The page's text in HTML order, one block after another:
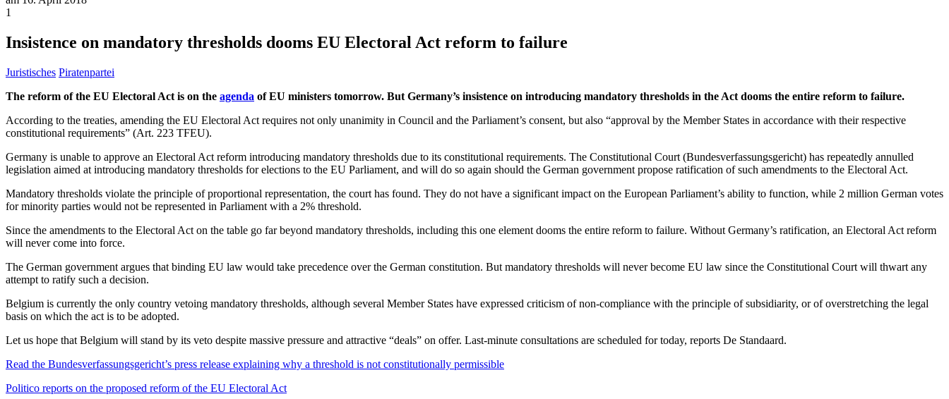
1
Insistence on mandatory thresholds dooms EU Electoral Act reform to failure
Juristisches Piratenpartei
The reform of the EU Electoral Act is on the agenda of EU ministers tomorrow. But Germany’s insistence on introducing mandatory thresholds in the Act dooms the entire reform to failure.
According to the treaties, amending the EU Electoral Act requires not only unanimity in Council and the Parliament’s consent, but also “approval by the Member States in accordance with their respective
constitutional requirements” (Art. 223 TFEU).
Germany is unable to approve an Electoral Act reform introducing mandatory thresholds due to its constitutional requirements. The Constitutional Court (Bundesverfassungsgericht) has repeatedly annulled
legislation aimed at introducing mandatory thresholds for elections to the EU Parliament, and will do so again should the German government propose ratification of such amendments to the Electoral Act.
Mandatory thresholds violate the principle of proportional representation, the court has found. They do not have a significant impact on the European Parliament’s ability to function, while 2 million German votes
for minority parties would not be represented in Parliament with a 2% threshold.
Since the amendments to the Electoral Act on the table go far beyond mandatory thresholds, including this one element dooms the entire reform to failure. Without Germany’s ratification, an Electoral Act reform
will never come into force.
The German government argues that binding EU law would take precedence over the German constitution. But mandatory thresholds will never become EU law since the Constitutional Court will thwart any
attempt to ratify such a decision.
Belgium is currently the only country vetoing mandatory thresholds, although several Member States have expressed criticism of non-compliance with the principle of subsidiarity, or of overstretching the legal
basis on which the act is to be adopted.
Let us hope that Belgium will stand by its veto despite massive pressure and attractive “deals” on offer. Last-minute consultations are scheduled for today, reports De Standaard.
Read the Bundesverfassungsgericht’s press release explaining why a threshold is not constitutionally permissible
Politico reports on the proposed reform of the EU Electoral Act